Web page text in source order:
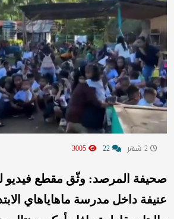
صحيفة المرصد: وثّق مقطع فيديو
عنيفة داخل مدرسة ماهاياهاي